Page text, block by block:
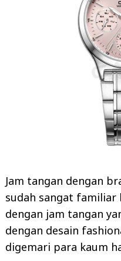
Jam tangan dengan
sudah sangat familiar
dengan jam tangan
dengan desain
digemari para kaum